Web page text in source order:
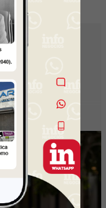
las reglas
(¿Quién
choca?)